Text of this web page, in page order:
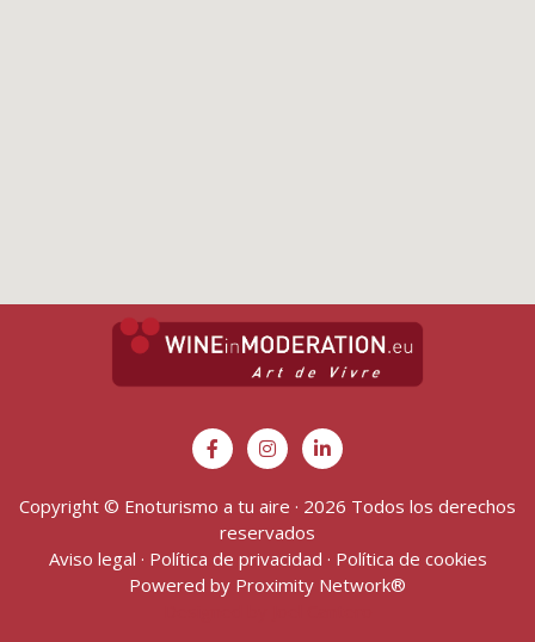
Copyright © Enoturismo a tu aire · 2026 Todos los derechos
reservados
Aviso legal · Política de privacidad · Política de cookies
Powered by Proximity Network®